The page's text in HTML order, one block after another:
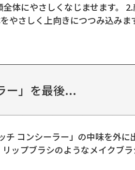
体にやさしくなじませます。
やさしく上向きにつつみ込みま
ー」を最後...
チ コンシーラー」の中味を外に
ップブラシのようなメイクブ